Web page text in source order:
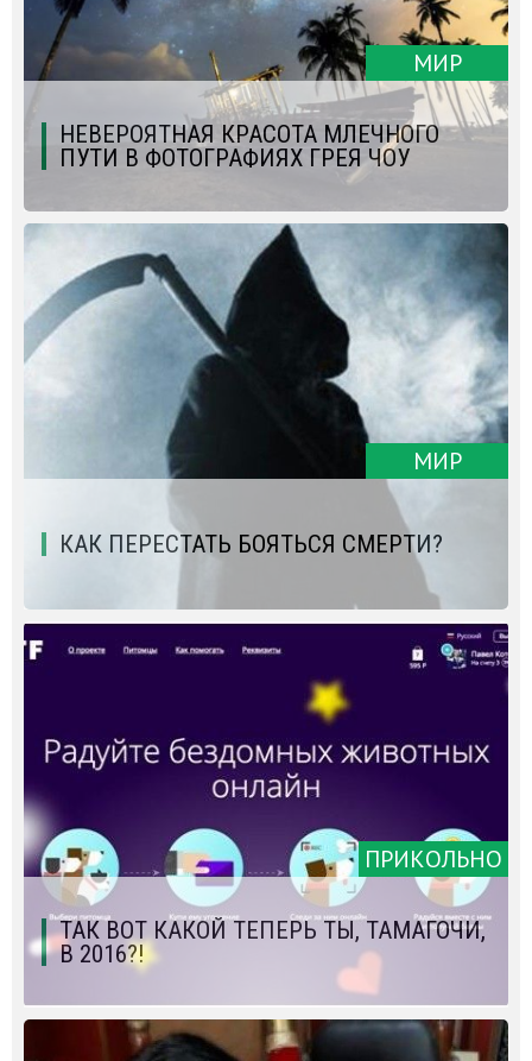
МИР
НЕВЕРОЯТНАЯ КРАСОТА МЛЕЧНОГО
ПУТИ В ФОТОГРАФИЯХ ГРЕЯ ЧОУ
МИР
КАК ПЕРЕСТАТЬ БОЯТЬСЯ СМЕРТИ?
ПРИКОЛЬНО
ТАК ВОТ КАКОЙ ТЕПЕРЬ ТЫ, ТАМАГОЧИ,
В 2016?!